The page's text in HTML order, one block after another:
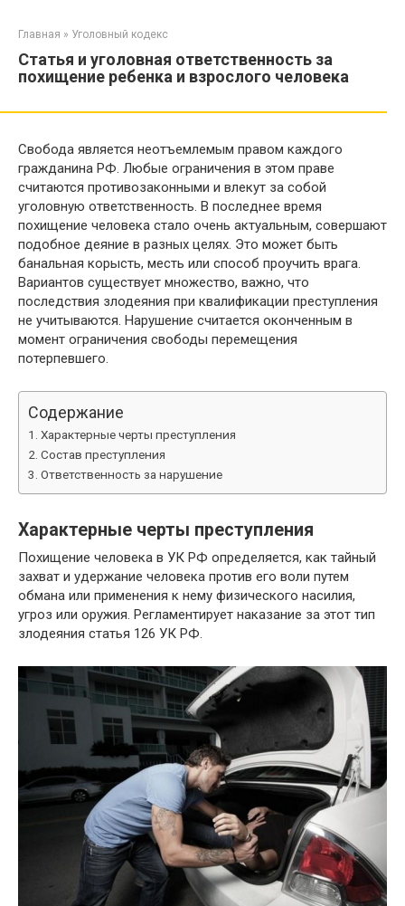
Главная » Уголовный кодекс
Статья и уголовная ответственность за
похищение ребенка и взрослого человека
Свобода является неотъемлемым правом каждого
гражданина РФ. Любые ограничения в этом праве
считаются противозаконными и влекут за собой
уголовную ответственность. В последнее время
похищение человека стало очень актуальным, совершают
подобное деяние в разных целях. Это может быть
банальная корысть, месть или способ проучить врага.
Вариантов существует множество, важно, что
последствия злодеяния при квалификации преступления
не учитываются. Нарушение считается оконченным в
момент ограничения свободы перемещения
потерпевшего.
Содержание
Характерные черты преступления
Состав преступления
Ответственность за нарушение
Характерные черты преступления
Похищение человека в УК РФ определяется, как тайный
захват и удержание человека против его воли путем
обмана или применения к нему физического насилия,
угроз или оружия. Регламентирует наказание за этот тип
злодеяния статья 126 УК РФ.